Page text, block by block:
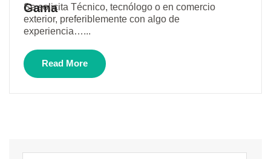
Gama
Se solicita Técnico, tecnólogo o en comercio
exterior, preferiblemente con algo de
experiencia…...
Read More